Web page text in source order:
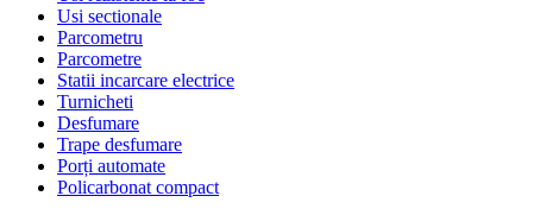
Usi sectionale
Parcometru
Parcometre
Statii incarcare electrice
Turnicheti
Desfumare
Trape desfumare
Porți automate
Policarbonat compact